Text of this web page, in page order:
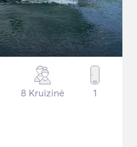
8 Kruizinė 1